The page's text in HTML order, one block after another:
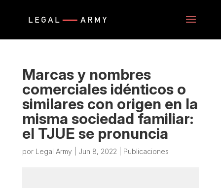
Marcas y nombres
comerciales idénticos o
similares con origen en la
misma sociedad familiar:
el TJUE se pronuncia
por Legal Army Jun 8, 2022 Publicaciones